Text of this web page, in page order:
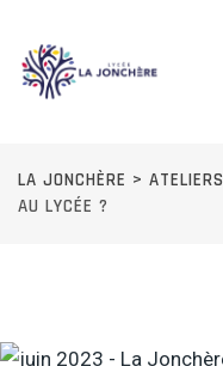
content
LA JONCHÈRE > ATELIERS
AU LYCÉE ?